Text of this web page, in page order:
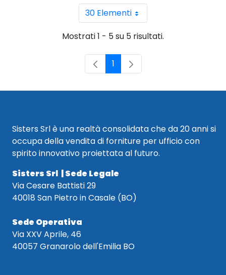
30 ElementiPer pagina
Mostrati 1 - 5 su 5 risultati.
Pagina
1
Sisters Srl è una realtà consolidata che da 20 anni si
occupa della vendita di forniture per ufficio con
spirito innovativo proiettata al futuro.
Sisters Srl | Sede Legale
Via Cesare Battisti 29
40018 San Pietro in Casale (BO)
Sede Operativa
Via XXV Aprile, 46
40057 Granarolo dell'Emilia BO